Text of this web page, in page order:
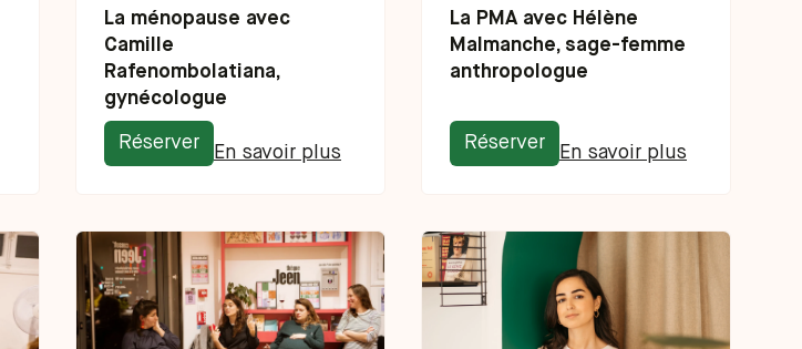
La ménopause avec
‍Camille
Rafenombolatiana,
gynécologue
Réserver En savoir plus
La PMA avec Hélène
Malmanche, sage-femme
anthropologue
Réserver En savoir plus